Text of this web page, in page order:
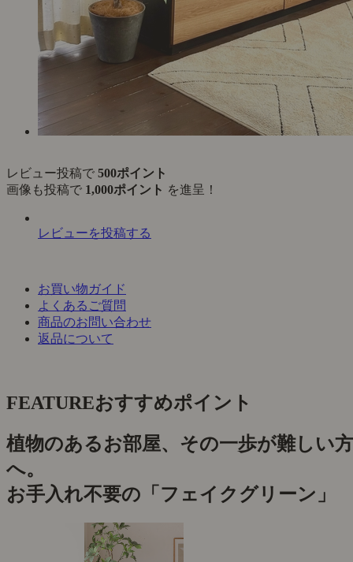
レビュー投稿で 500ポイント
画像も投稿で 1,000ポイント を進呈！
レビューを投稿する
お買い物ガイド
よくあるご質問
商品のお問い合わせ
返品について
FEATUREおすすめポイント
植物のあるお部屋、その一歩が難しい方
へ。
お手入れ不要の「フェイクグリーン」